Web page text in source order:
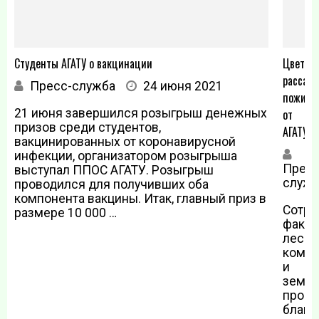
Студенты АГАТУ о вакцинации
Пресс-служба
24 июня 2021
21 июня завершился розыгрыш денежных
призов среди студентов,
вакцинированных от коронавирусной
инфекции, организатором розыгрыша
выступал ППОС АГАТУ. Розыгрыш
проводился для получивших оба
компонента вакцины. Итак, главный приз в
размере 10 000 …
от
АГАТУ
и